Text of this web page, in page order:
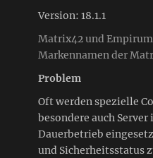
Version: 18.1.1
Matrix42 und
Markennamen der
Problem
Oft werden spezielle
besondere auch Server
Dauerbetrieb
und Sicherheitsstatus